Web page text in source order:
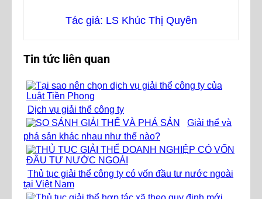
Tác giả: LS Khúc Thị Quyên
Tin tức liên quan
Dịch vụ giải thể công ty
Giải thể và
phá sản khác nhau như thế nào?
Thủ tục giải thể công ty có vốn đầu tư nước ngoài
tại Việt Nam